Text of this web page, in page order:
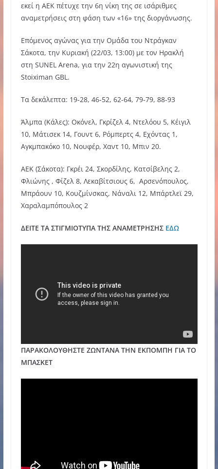
εκεί η ΑΕΚ πέτυχε την 6η νίκη της σε ισάριθμες
αναμετρήσεις στη φάση των «16» της διοργάνωσης.
Επόμενος αγώνας για την Ομάδα του Ντράγκαν
Σάκοτα, την Κυριακή (22/03, 13:00) με τον Ηρακλή
στη SUNEL Arena, για την 22η αγωνιστική της
Stoiximan GBL.
Τα δεκάλεπτα: 19-28, 46-52, 62-64, 79-79, 88-93
Άλμπα (Κάλες): Oκόνελ, Γκρίζελ 4, Ντελόου 5, Κέιγιλ
10, Μάτισεκ 14, Γουντ 6, Ρόμπερτς 4, Εχόντας 1,
Αγκμπακόκο 10, Νουφέρ, Χαντ 10, Μπιν 20.
ΑΕΚ (Σάκοτα): Γκρέι 24, Σκορδίλης, Κατσίβελης 2,
Φλιώνης , Φίζελ 8, Λεκαβίτσιους 6, Αρσενόπουλος,
Μπράουν 10, Κουζμίνσκας, Νάναλι 12, Μπάρτλεϊ 29,
Χαραλαμπόπουλος 2
ΔΕΙΤΕ ΤΑ ΣΤΙΓΜΙΟΤΥΠΑ ΤΗΣ ΑΝΑΜΕΤΡΗΣΗΣ ΕΔΩ
ΠΑΡΑΚΟΛΟΥΘΗΣΤΕ ΖΩΝΤΑΝΑ ΤΗΝ ΕΚΠΟΜΠΗ ΓΙΑ ΤΟ
ΜΠΑΣΚΕΤ